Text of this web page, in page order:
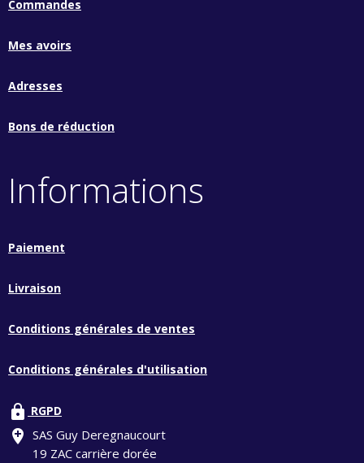
Commandes
Mes avoirs
Adresses
Bons de réduction
Informations
Paiement
Livraison
Conditions générales de ventes
Conditions générales d'utilisation
lock RGPD
add_location SAS Guy Deregnaucourt
19 ZAC carrière dorée